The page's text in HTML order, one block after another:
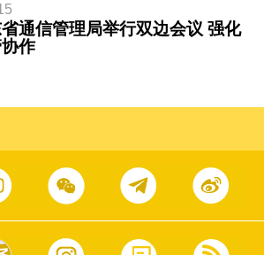
通信管理局举行双边会议 强化
作